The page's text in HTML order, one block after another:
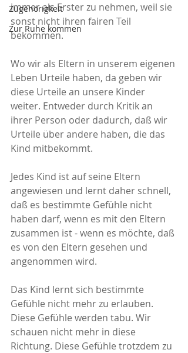
Zugehörigkeit
Zur Ruhe kommen
immer als Erster zu nehmen, weil sie
sonst nicht ihren fairen Teil
bekommen.
Wo wir als Eltern in unserem eigenen
Leben Urteile haben, da geben wir
diese Urteile an unsere Kinder
weiter. Entweder durch Kritik an
ihrer Person oder dadurch, daß wir
Urteile über andere haben, die das
Kind mitbekommt.
Jedes Kind ist auf seine Eltern
angewiesen und lernt daher schnell,
daß es bestimmte Gefühle nicht
haben darf, wenn es mit den Eltern
zusammen ist - wenn es möchte, daß
es von den Eltern gesehen und
angenommen wird.
Das Kind lernt sich bestimmte
Gefühle nicht mehr zu erlauben.
Diese Gefühle werden tabu. Wir
schauen nicht mehr in diese
Richtung. Diese Gefühle trotzdem zu